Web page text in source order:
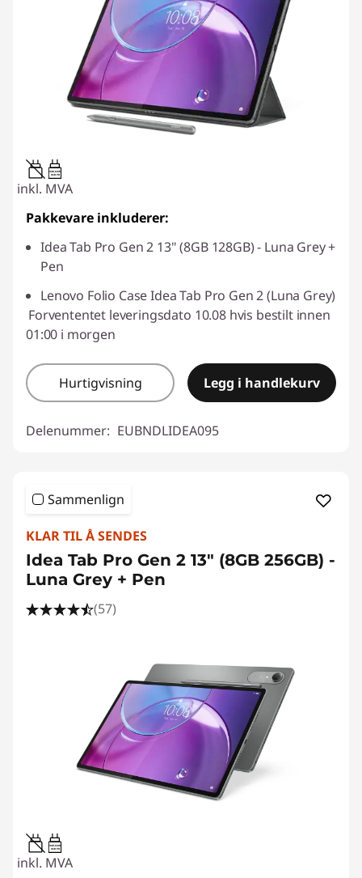
20W-60W
USB PD
inkl. MVA
Pakkevare inkluderer:
Idea Tab Pro Gen 2 13" (8GB 128GB) - Luna Grey +
Pen
Lenovo Folio Case Idea Tab Pro Gen 2 (Luna Grey)
Forvententet leveringsdato 10.08 hvis bestilt innen
01:00 i morgen
Hurtigvisning Legg i handlekurv
Delenummer: EUBNDLIDEA095
Sammenlign
KLAR TIL Å SENDES
Idea Tab Pro Gen 2 13" (8GB 256GB) -
Luna Grey + Pen
(57)
20W-60W
USB PD
inkl. MVA